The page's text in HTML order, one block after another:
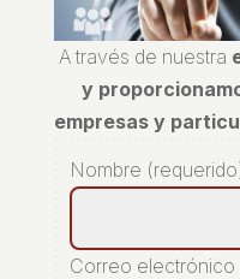
A través de nuestra
y
empresas y
Nombre
Correo electrónico